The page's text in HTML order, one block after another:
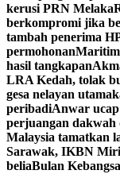
kerusi PRN Melaka
berkompromi jika
tambah penerima
permohonanMaritim
hasil tangkapan
LRA Kedah, tolak
gesa nelayan
peribadiAnwar
perjuangan dakwah
Malaysia tamatkan
Sarawak, IKBN
beliaBulan